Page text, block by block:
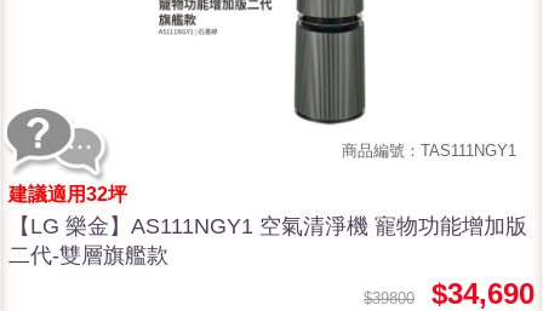
商品編號：TAS111NGY1
建議適用32坪
【LG 樂金】AS111NGY1 空氣清淨機 寵物功能增加版
二代-雙層旗艦款
$39800 $34,690